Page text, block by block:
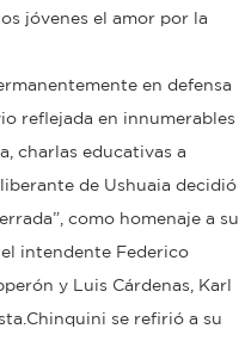
jóvenes el amor por la
en defensa
reflejada en innumerables
charlas educativas a
de Ushuaia decidió
como homenaje a su
intendente Federico
y Luis Cárdenas, Karl
se refirió a su